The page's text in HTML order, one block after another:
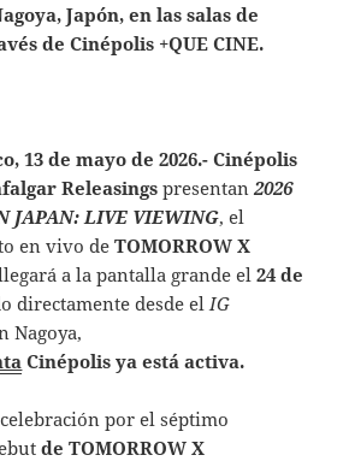
Japón, en las salas de
de Cinépolis +QUE CINE.
13 de mayo de 2026.- Cinépolis
Releasingspresentan2026
JAPAN: LIVE VIEWING, el
en vivo deTOMORROW X
a la pantalla grande el24 de
directamente desde el IG
Nagoya,
Cinépolis ya está activa.
por el séptimo
de TOMORROW X